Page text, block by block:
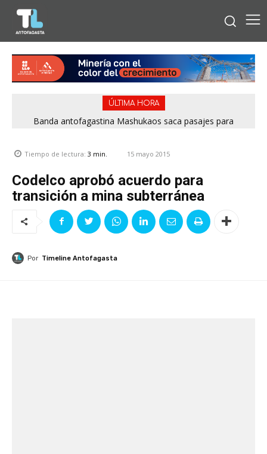
ÚLTIMA HORA
Banda antofagastina Mashukaos saca pasajes para
Tiempo de lectura: 3 min. 15 mayo 2015
Codelco aprobó acuerdo para
transición a mina subterránea
Por Timeline Antofagasta